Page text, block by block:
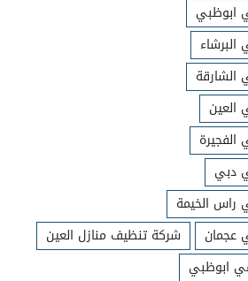
ابوظبي
دبي
الخيمة
عجمان
شركة تنظيف منازل العين
ابوظبي